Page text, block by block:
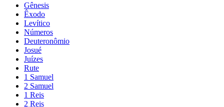
Gênesis
Êxodo
Levítico
Números
Deuteronômio
Josué
Juízes
Rute
1 Samuel
2 Samuel
1 Reis
2 Reis